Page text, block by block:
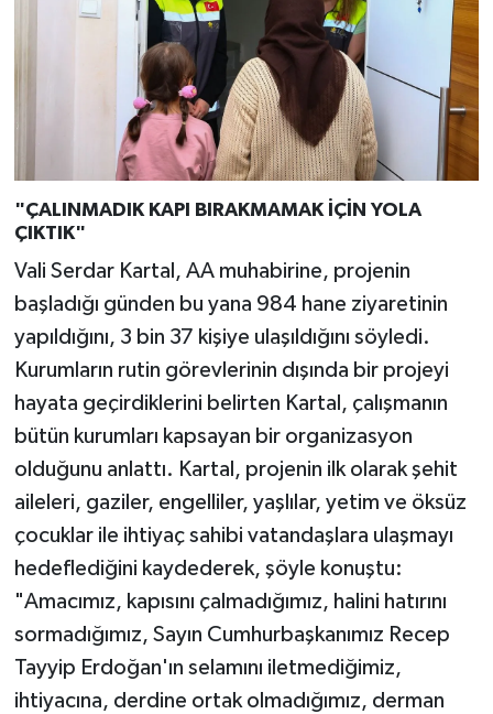
"ÇALINMADIK KAPI BIRAKMAMAK İÇİN YOLA
ÇIKTIK"
Vali Serdar Kartal, AA muhabirine, projenin
başladığı günden bu yana 984 hane ziyaretinin
yapıldığını, 3 bin 37 kişiye ulaşıldığını söyledi.
Kurumların rutin görevlerinin dışında bir projeyi
hayata geçirdiklerini belirten Kartal, çalışmanın
bütün kurumları kapsayan bir organizasyon
olduğunu anlattı. Kartal, projenin ilk olarak şehit
aileleri, gaziler, engelliler, yaşlılar, yetim ve öksüz
çocuklar ile ihtiyaç sahibi vatandaşlara ulaşmayı
hedeflediğini kaydederek, şöyle konuştu:
"Amacımız, kapısını çalmadığımız, halini hatırını
sormadığımız, Sayın Cumhurbaşkanımız Recep
Tayyip Erdoğan'ın selamını iletmediğimiz,
ihtiyacına, derdine ortak olmadığımız, derman